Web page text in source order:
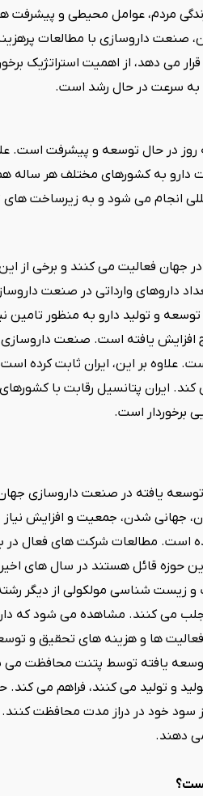
مردم، عوامل محیطی و پیشرفت
صنعت داروسازی با مطالعات
می دهد، از اهمیت استراتژیک
به سرعت در حال رشد است.
روز در حال توسعه و پیشرفت است.
دارو به کشورهای مختلف هر ساله
انجام می شود و به زیرساخت
جهان فعالیت می کنند و برخی از
داروهای وارداتی در صنعت
و تولید دارو به منظور تامین
یافته است. صنعت داروسازی
علاوه بر این، ایران ثابت کرده
ایران پتانسیل رقابت با
برخوردار است.
یافته در صنعت داروسازی جهان
جهانی شدن، جمعیت و افزایش
است. مطالعات شرکت های فعال در
حوزه قائل هستند در سال های
و زیست شناسی مولکولی از دیگر
می کنند. مشاهده می شود که
ها و هزینه های تحقیق و
یافته توسط پتنت محافظت می
و تولید می کنند، فراهم می
سود خود در دراز مدت محافظت
دهند.